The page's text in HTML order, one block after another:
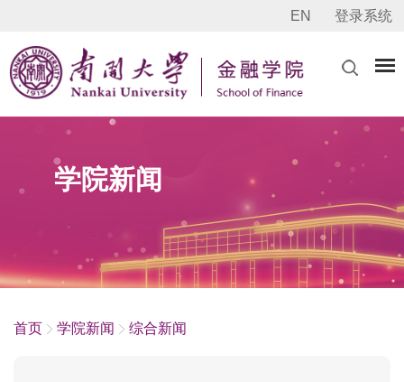
EN 登录系统
学院新闻
首页 学院新闻 综合新闻